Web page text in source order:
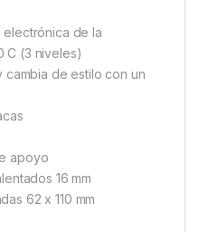
electrónica de la
C (3 niveles)
cambia de estilo con un
apoyo
16 mm
62 x 110 mm